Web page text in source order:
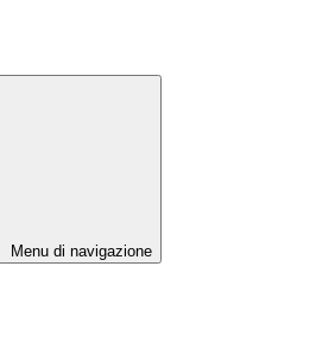
Menu di navigazione